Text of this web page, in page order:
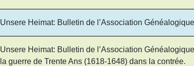
Unsere Heimat: Bulletin de l’Association
Unsere Heimat: Bulletin de l’Association
la guerre de Trente Ans (1618-1648) dans la contrée.